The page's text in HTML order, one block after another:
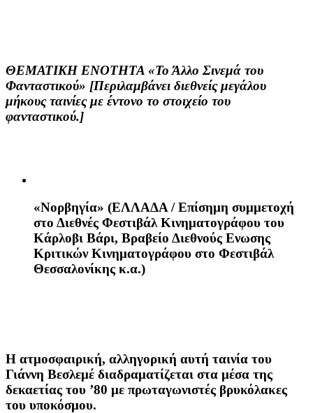
ΘΕΜΑΤΙΚΗ ΕΝΟΤΗΤΑ «Το Άλλο Σινεμά του
Φανταστικού» [Περιλαμβάνει διεθνείς μεγάλου
μήκους ταινίες με έντονο το στοιχείο του
φανταστικού.]
«Νορβηγία» (EΛΛΑΔΑ / Επίσημη συμμετοχή
στο Διεθνές Φεστιβάλ Κινηματογράφου του
Κάρλοβι Βάρι, Βραβείο Διεθνούς Ενωσης
Κριτικών Κινηματογράφου στο Φεστιβάλ
Θεσσαλονίκης κ.α.)
Η ατμοσφαιρική, αλληγορική αυτή ταινία του
Γιάννη Βεσλεμέ διαδραματίζεται στα μέσα της
δεκαετίας του ’80 με πρωταγωνιστές βρυκόλακες
του υποκόσμου.